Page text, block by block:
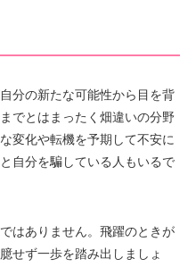
分の新たな可能性から目を背
でとはまったく畑違いの分野
変化や転機を予期して不安に
自分を騙している人もいるで
はありません。飛躍のときが
せず一歩を踏み出しましょ